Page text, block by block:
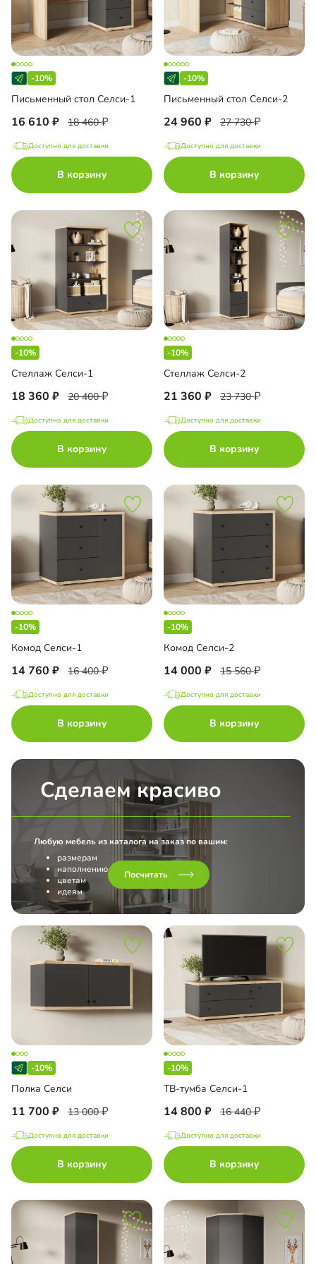
-10%
Письменный стол Селси-1
16 610 18 460
Доступно для доставки
В корзину
-10%
Письменный стол Селси-2
24 960 27 730
Доступно для доставки
В корзину
-10%
Стеллаж Селси-1
18 360 20 400
Доступно для доставки
В корзину
-10%
Стеллаж Селси-2
21 360 23 730
Доступно для доставки
В корзину
-10%
Комод Селси-1
14 760 16 400
Доступно для доставки
В корзину
-10%
Комод Селси-2
14 000 15 560
Доступно для доставки
В корзину
Сделаем красиво
Любую мебель из каталога на заказ по вашим:
размерам
наполнению
цветам
идеям
Посчитать
-10%
Полка Селси
11 700 13 000
Доступно для доставки
В корзину
-10%
ТВ-тумба Селси-1
14 800 16 440
Доступно для доставки
В корзину